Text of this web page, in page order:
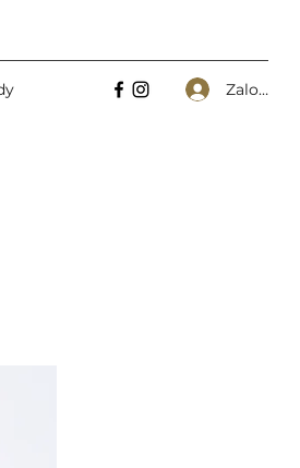
Zaloguj się